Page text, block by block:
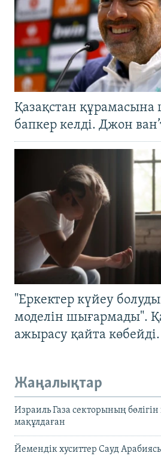
Қазақстан құрамасына
бапкер келді. Джон
"Еркектер күйеу
моделін шығармады".
ажырасу қайта
Жаңалықтар
Израиль Газа секторының бөлігін
мақұлдаған
Йемендік хуситтер Сауд